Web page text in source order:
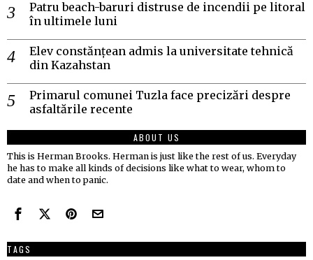
Patru beach-baruri distruse de incendii pe litoral
în ultimele luni
Elev constănțean admis la universitate tehnică
din Kazahstan
Primarul comunei Tuzla face precizări despre
asfaltările recente
ABOUT US
This is Herman Brooks. Herman is just like the rest of us. Everyday
he has to make all kinds of decisions like what to wear, whom to
date and when to panic.
TAGS